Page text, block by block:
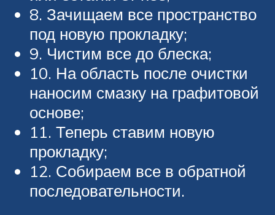
8. Зачищаем все пространство
под новую прокладку;
9. Чистим все до блеска;
10. На область после очистки
наносим смазку на графитовой
основе;
11. Теперь ставим новую
прокладку;
12. Собираем все в обратной
последовательности.